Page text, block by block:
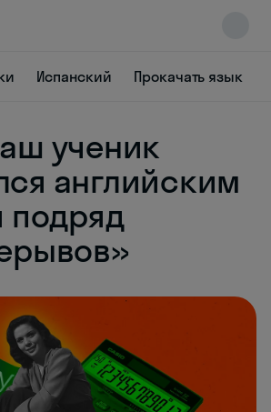
Испанский Прокачать язык
ученик
английским
подряд